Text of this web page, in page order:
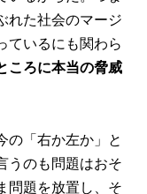
れた社会のマージ
ているにも関わら
ころに本当の脅威
の「右か左か」と
うのも問題はおそ
問題を放置し、そ